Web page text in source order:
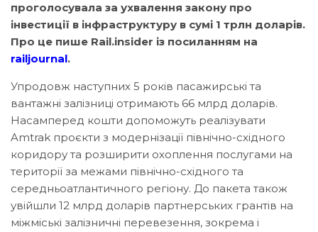
проголосувала за ухвалення закону про
інвестиції в інфраструктуру в сумі 1 трлн доларів.
Про це пише Rail.insider із посиланням на
railjournal.
Упродовж наступних 5 років пасажирські та
вантажні залізниці отримають 66 млрд доларів.
Насамперед кошти допоможуть реалізувати
Amtrak проєкти з модернізації північно-східного
коридору та розширити охоплення послугами на
території за межами північно-східного та
середньоатлантичного регіону. До пакета також
увійшли 12 млрд доларів партнерських грантів на
міжміські залізничні перевезення, зокрема і